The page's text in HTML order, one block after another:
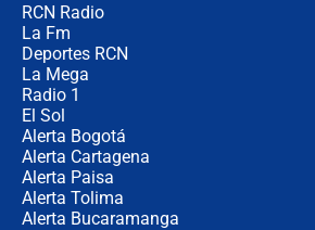
RCN Radio
La Fm
Deportes RCN
La Mega
Radio 1
El Sol
Alerta Bogotá
Alerta Cartagena
Alerta Paisa
Alerta Tolima
Alerta Bucaramanga